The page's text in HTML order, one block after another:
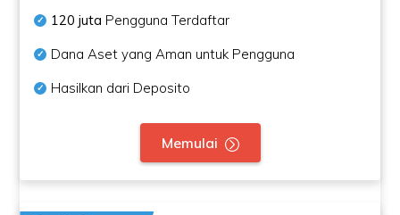
120 juta Pengguna Terdaftar
Dana Aset yang Aman untuk Pengguna
Hasilkan dari Deposito
Memulai